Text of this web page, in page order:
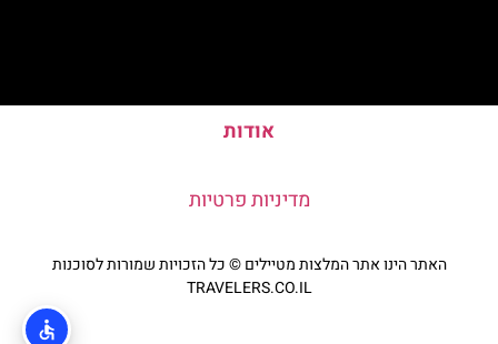
אודות
מדיניות פרטיות
האתר הינו אתר המלצות מטיילים © כל הזכויות שמורות לסוכנות
TRAVELERS.CO.IL